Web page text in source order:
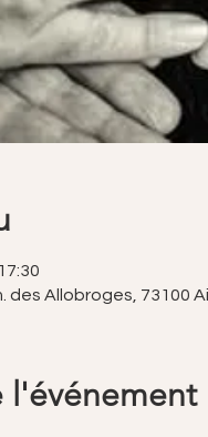
des Allobroges, 73100
l'événement